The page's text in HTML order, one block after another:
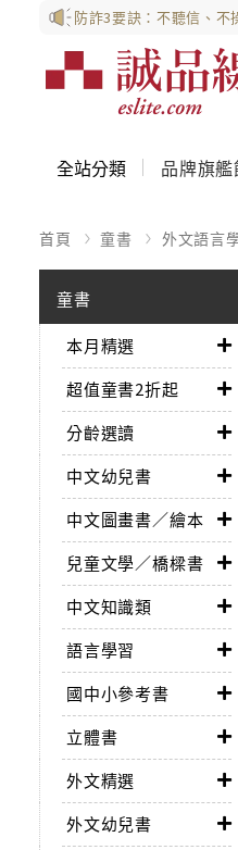
防詐3要訣：不聽信、不
全站分類 品牌旗艦
首頁 童書 外文語言
童書
本月精選
超值童書2折起
分齡選讀
中文幼兒書
中文圖畫書／繪本
兒童文學／橋樑書
中文知識類
語言學習
國中小參考書
立體書
外文精選
外文幼兒書